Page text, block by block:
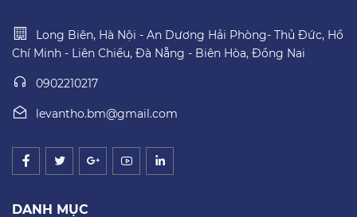
Long Biên, Hà Nội - An Dương Hải Phòng- Thủ Đức, Hồ
Chí Minh - Liên Chiểu, Đà Nẵng - Biên Hòa, Đồng Nai
0902210217
levantho.bm@gmail.com
DANH MỤC